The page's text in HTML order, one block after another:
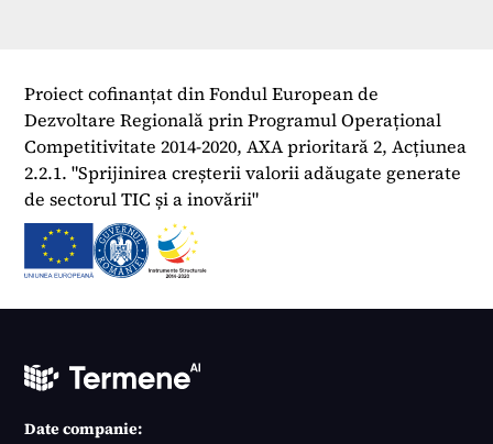
Proiect cofinanțat din Fondul European de
Dezvoltare Regională prin Programul Operațional
Competitivitate 2014-2020, AXA prioritară 2, Acțiunea
2.2.1. "Sprijinirea creșterii valorii adăugate generate
de sectorul TIC și a inovării"
Date companie: